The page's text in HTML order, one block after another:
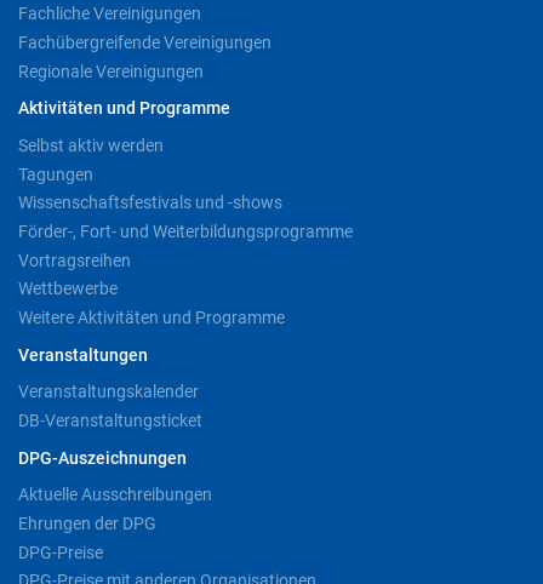
Fachliche Vereinigungen
Fachübergreifende Vereinigungen
Regionale Vereinigungen
Aktivitäten und Programme
Selbst aktiv werden
Tagungen
Wissenschaftsfestivals und -shows
Förder-, Fort- und Weiterbildungsprogramme
Vortragsreihen
Wettbewerbe
Weitere Aktivitäten und Programme
Veranstaltungen
Veranstaltungskalender
DB-Veranstaltungsticket
DPG-Auszeichnungen
Aktuelle Ausschreibungen
Ehrungen der DPG
DPG-Preise